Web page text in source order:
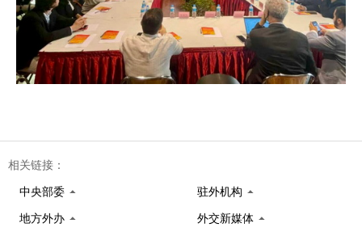
相关链接：
中央部委 驻外机构
地方外办 外交新媒体